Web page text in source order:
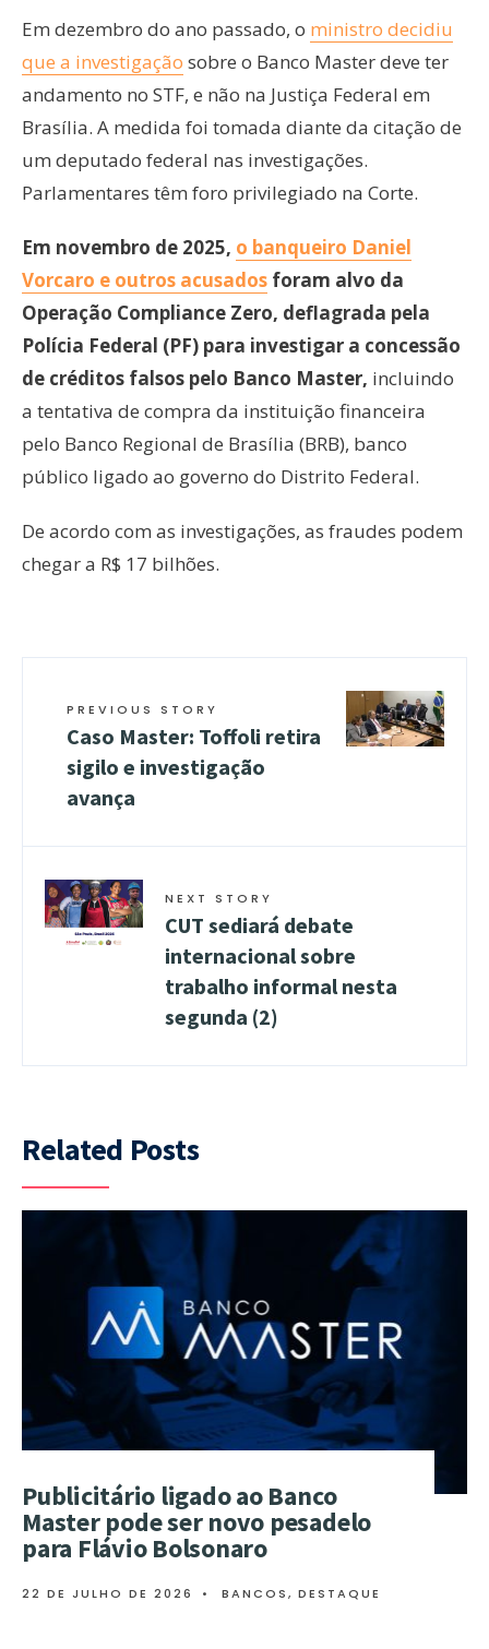
Em dezembro do ano passado, o ministro decidiu
que a investigação sobre o Banco Master deve ter
andamento no STF, e não na Justiça Federal em
Brasília. A medida foi tomada diante da citação de
um deputado federal nas investigações.
Parlamentares têm foro privilegiado na Corte.
Em novembro de 2025, o banqueiro Daniel
Vorcaro e outros acusados foram alvo da
Operação Compliance Zero, deflagrada pela
Polícia Federal (PF) para investigar a concessão
de créditos falsos pelo Banco Master, incluindo
a tentativa de compra da instituição financeira
pelo Banco Regional de Brasília (BRB), banco
público ligado ao governo do Distrito Federal.
De acordo com as investigações, as fraudes podem
chegar a R$ 17 bilhões.
PREVIOUS STORY
Caso Master: Toffoli retira
sigilo e investigação
avança
NEXT STORY
CUT sediará debate
internacional sobre
trabalho informal nesta
segunda (2)
Related Posts
Publicitário ligado ao Banco
Master pode ser novo pesadelo
para Flávio Bolsonaro
22 DE JULHO DE 2026 • BANCOS, DESTAQUE